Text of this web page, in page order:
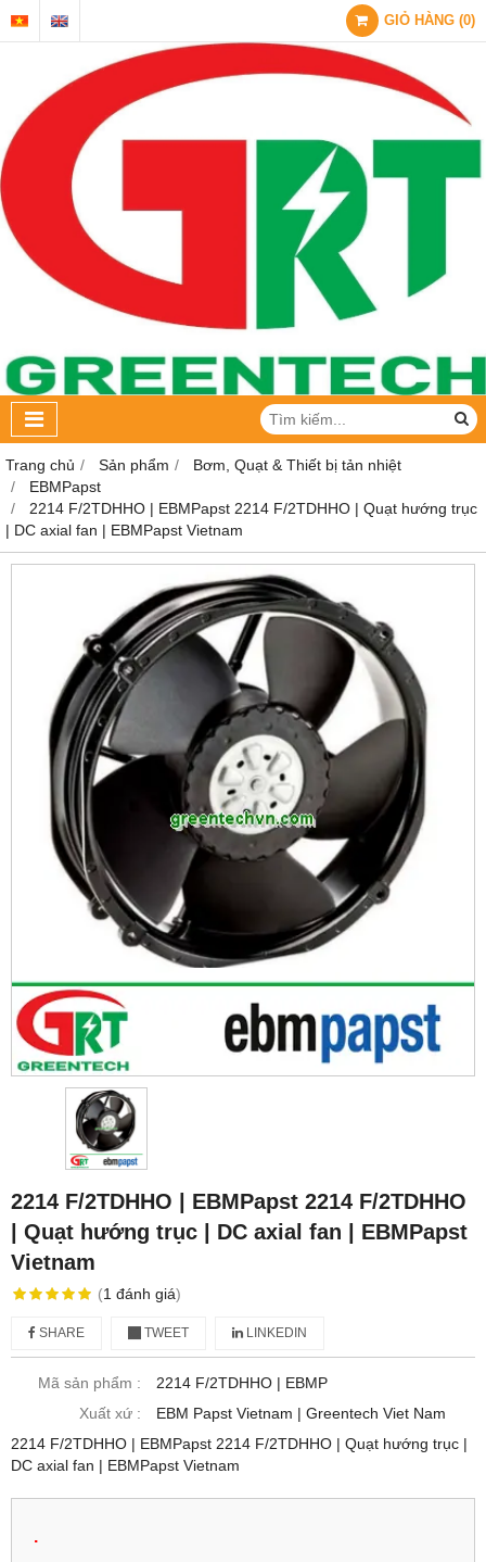
GIỎ HÀNG (0)
Trang chủ Sản phẩm
Bơm, Quạt & Thiết bị tản nhiệt
EBMPapst
2214 F/2TDHHO | EBMPapst 2214 F/2TDHHO | Quạt hướng trục
| DC axial fan | EBMPapst Vietnam
2214 F/2TDHHO | EBMPapst 2214 F/2TDHHO
| Quạt hướng trục | DC axial fan | EBMPapst
Vietnam
(1 đánh giá)
SHARE TWEET LINKEDIN
Mã sản phẩm :
2214 F/2TDHHO | EBMP
Xuất xứ :
EBM Papst Vietnam | Greentech Viet Nam
2214 F/2TDHHO | EBMPapst 2214 F/2TDHHO | Quạt hướng trục |
DC axial fan | EBMPapst Vietnam